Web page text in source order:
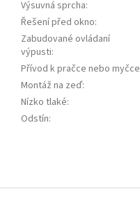
Výsuvná sprcha:
Řešení před okno:
Zabudované ovládaní
výpusti:
Přívod k pračce nebo myčce
Montáž na zeď:
Nízko tlaké:
Odstín:
á